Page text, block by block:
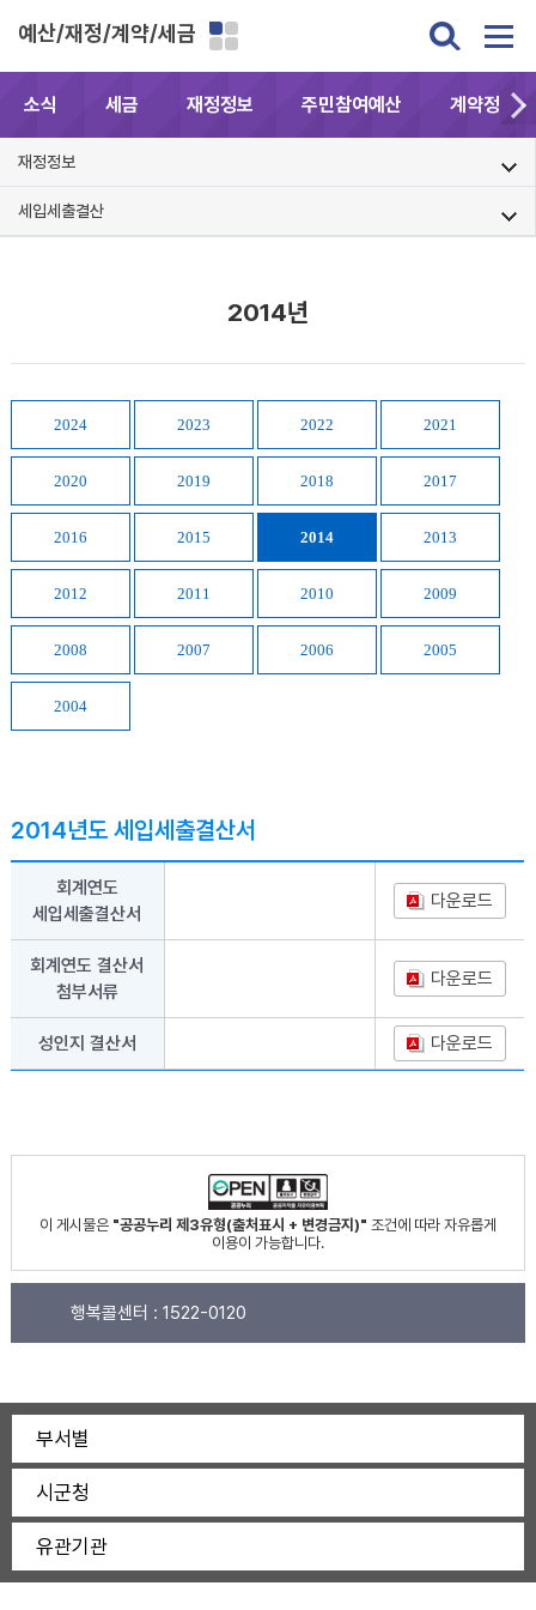
예산/재정/계약/세금
소식 세금 재정정보 주민참여예산 계약정보
재정정보
세입세출결산
2014년
2024 2023 2022 2021
2020 2019 2018 2017
2016 2015 2014 2013
2012 2011 2010 2009
2008 2007 2006 2005
2004
2014년도 세입세출결산서
회계연도
세입세출결산서
다운로드
회계연도 결산서
첨부서류
다운로드
성인지 결산서 다운로드
이 게시물은 "공공누리 제3유형(출처표시 + 변경금지)" 조건에 따라 자유롭게
이용이 가능합니다.
행복콜센터 : 1522-0120
부서별
시군청
유관기관